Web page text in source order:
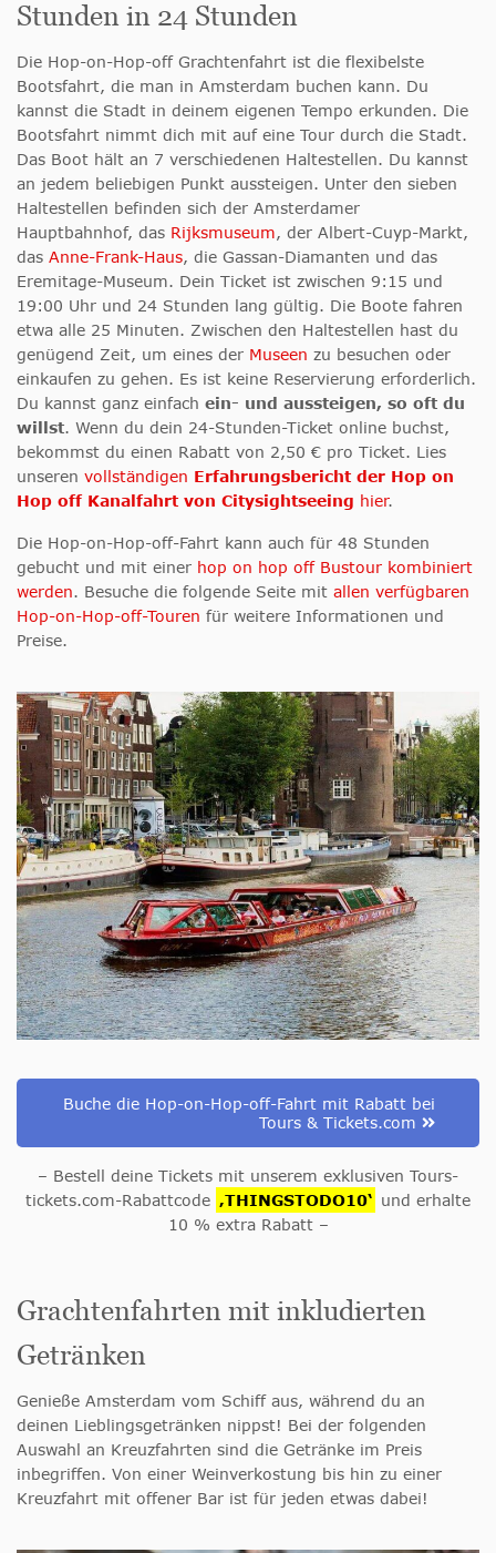
Stunden in 24 Stunden
Die Hop-on-Hop-off Grachtenfahrt ist die flexibelste
Bootsfahrt, die man in Amsterdam buchen kann. Du
kannst die Stadt in deinem eigenen Tempo erkunden. Die
Bootsfahrt nimmt dich mit auf eine Tour durch die Stadt.
Das Boot hält an 7 verschiedenen Haltestellen. Du kannst
an jedem beliebigen Punkt aussteigen. Unter den sieben
Haltestellen befinden sich der Amsterdamer
Hauptbahnhof, das Rijksmuseum, der Albert-Cuyp-Markt,
das Anne-Frank-Haus, die Gassan-Diamanten und das
Eremitage-Museum. Dein Ticket ist zwischen 9:15 und
19:00 Uhr und 24 Stunden lang gültig. Die Boote fahren
etwa alle 25 Minuten. Zwischen den Haltestellen hast du
genügend Zeit, um eines der Museen zu besuchen oder
einkaufen zu gehen. Es ist keine Reservierung erforderlich.
Du kannst ganz einfach ein- und aussteigen, so oft du
willst. Wenn du dein 24-Stunden-Ticket online buchst,
bekommst du einen Rabatt von 2,50 € pro Ticket. Lies
unseren vollständigen Erfahrungsbericht der Hop on
Hop off Kanalfahrt von Citysightseeing hier.
Die Hop-on-Hop-off-Fahrt kann auch für 48 Stunden
gebucht und mit einer hop on hop off Bustour kombiniert
werden. Besuche die folgende Seite mit allen verfügbaren
Hop-on-Hop-off-Touren für weitere Informationen und
Preise.
Buche die Hop-on-Hop-off-Fahrt mit Rabatt bei
Tours & Tickets.com
– Bestell deine Tickets mit unserem exklusiven Tours-
tickets.com-Rabattcode ‚THINGSTODO10‘ und erhalte
10 % extra Rabatt –
Grachtenfahrten mit inkludierten
Getränken
Genieße Amsterdam vom Schiff aus, während du an
deinen Lieblingsgetränken nippst! Bei der folgenden
Auswahl an Kreuzfahrten sind die Getränke im Preis
inbegriffen. Von einer Weinverkostung bis hin zu einer
Kreuzfahrt mit offener Bar ist für jeden etwas dabei!